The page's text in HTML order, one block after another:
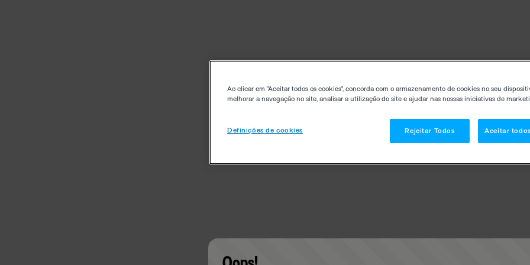
Ao clicar em "Aceitar todos os cookies", concorda com o armazenamento de cookies no seu
melhorar a navegação no site, analisar a utilização do site e ajudar nas nossas iniciativas de
Definições de cookies Rejeitar Todos Aceitar